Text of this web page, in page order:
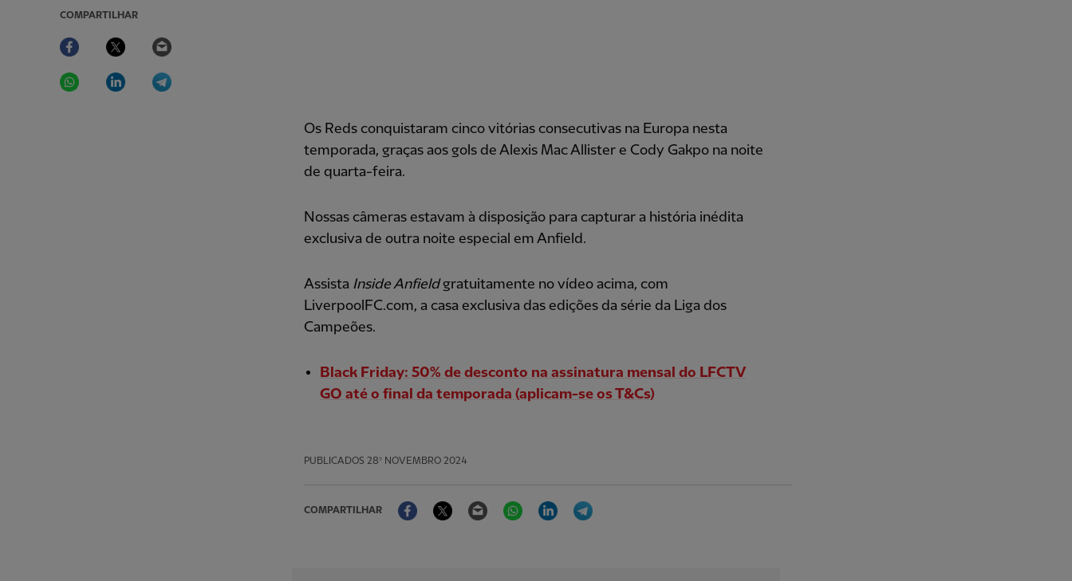
COMPARTILHAR
Facebook Twitter
WhatsAppLinkedIn
Os Reds conquistaram cinco vitórias consecutivas na Europa nesta
temporada, graças aos gols de Alexis Mac Allister e Cody Gakpo na noite
de quarta-feira.
Nossas câmeras estavam à disposição para capturar a história inédita
exclusiva de outra noite especial em Anfield.
Assista Inside Anfieldgratuitamente no vídeo acima, com
LiverpoolFC.com, a casa exclusiva das edições da série da Liga dos
Campeões.
Black Friday: 50% de desconto na assinatura mensal do LFCTV
GO até o final da temporada (aplicam-se os T&Cs)
PUBLICADOS 28º NOVEMBRO 2024
COMPARTILHAR
FacebookTwitter Email WhatsAppLinkedIn